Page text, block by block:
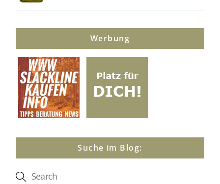
Werbung
Suche im Blog: